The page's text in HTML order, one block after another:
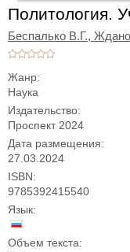
Политология.
Беспалько В.Г.,
Жанр:
Наука
Издательство:
Проспект 2024
Дата размещения:
27.03.2024
ISBN:
9785392415540
Язык:
Объем текста: